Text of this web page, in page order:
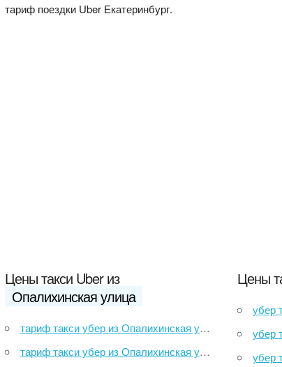
тариф поездки Uber Екатеринбург.
Цены такси Uber из
Опалихинская улица
тариф такси убер из Опалихинская улица в улица Строителей
тариф такси убер из Опалихинская улица в Крематорий
Цены
убер
убер
убер